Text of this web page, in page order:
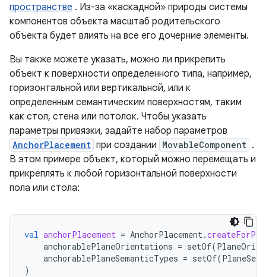
пространстве . Из-за «каскадной» природы системы
компонентов объекта масштаб родительского
объекта будет влиять на все его дочерние элементы.
Вы также можете указать, можно ли прикрепить
объект к поверхности определенного типа, например,
горизонтальной или вертикальной, или к
определенным семантическим поверхностям, таким
как стол, стена или потолок. Чтобы указать
параметры привязки, задайте набор параметров
AnchorPlacement при создании MovableComponent .
В этом примере объект, который можно перемещать и
прикреплять к любой горизонтальной поверхности
пола или стола:
val anchorPlacement = AnchorPlacement.
anchorablePlaneOrientations = setOf(
anchorablePlaneSemanticTypes = setOf(
)